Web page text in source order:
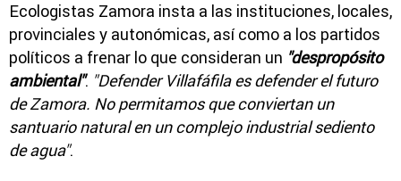
Ecologistas Zamora insta a las instituciones, locales,
provinciales y autonómicas, así como a los partidos
políticos a frenar lo que consideran un "despropósito
ambiental". "Defender Villafáfila es defender el futuro
de Zamora. No permitamos que conviertan un
santuario natural en un complejo industrial sediento
de agua".